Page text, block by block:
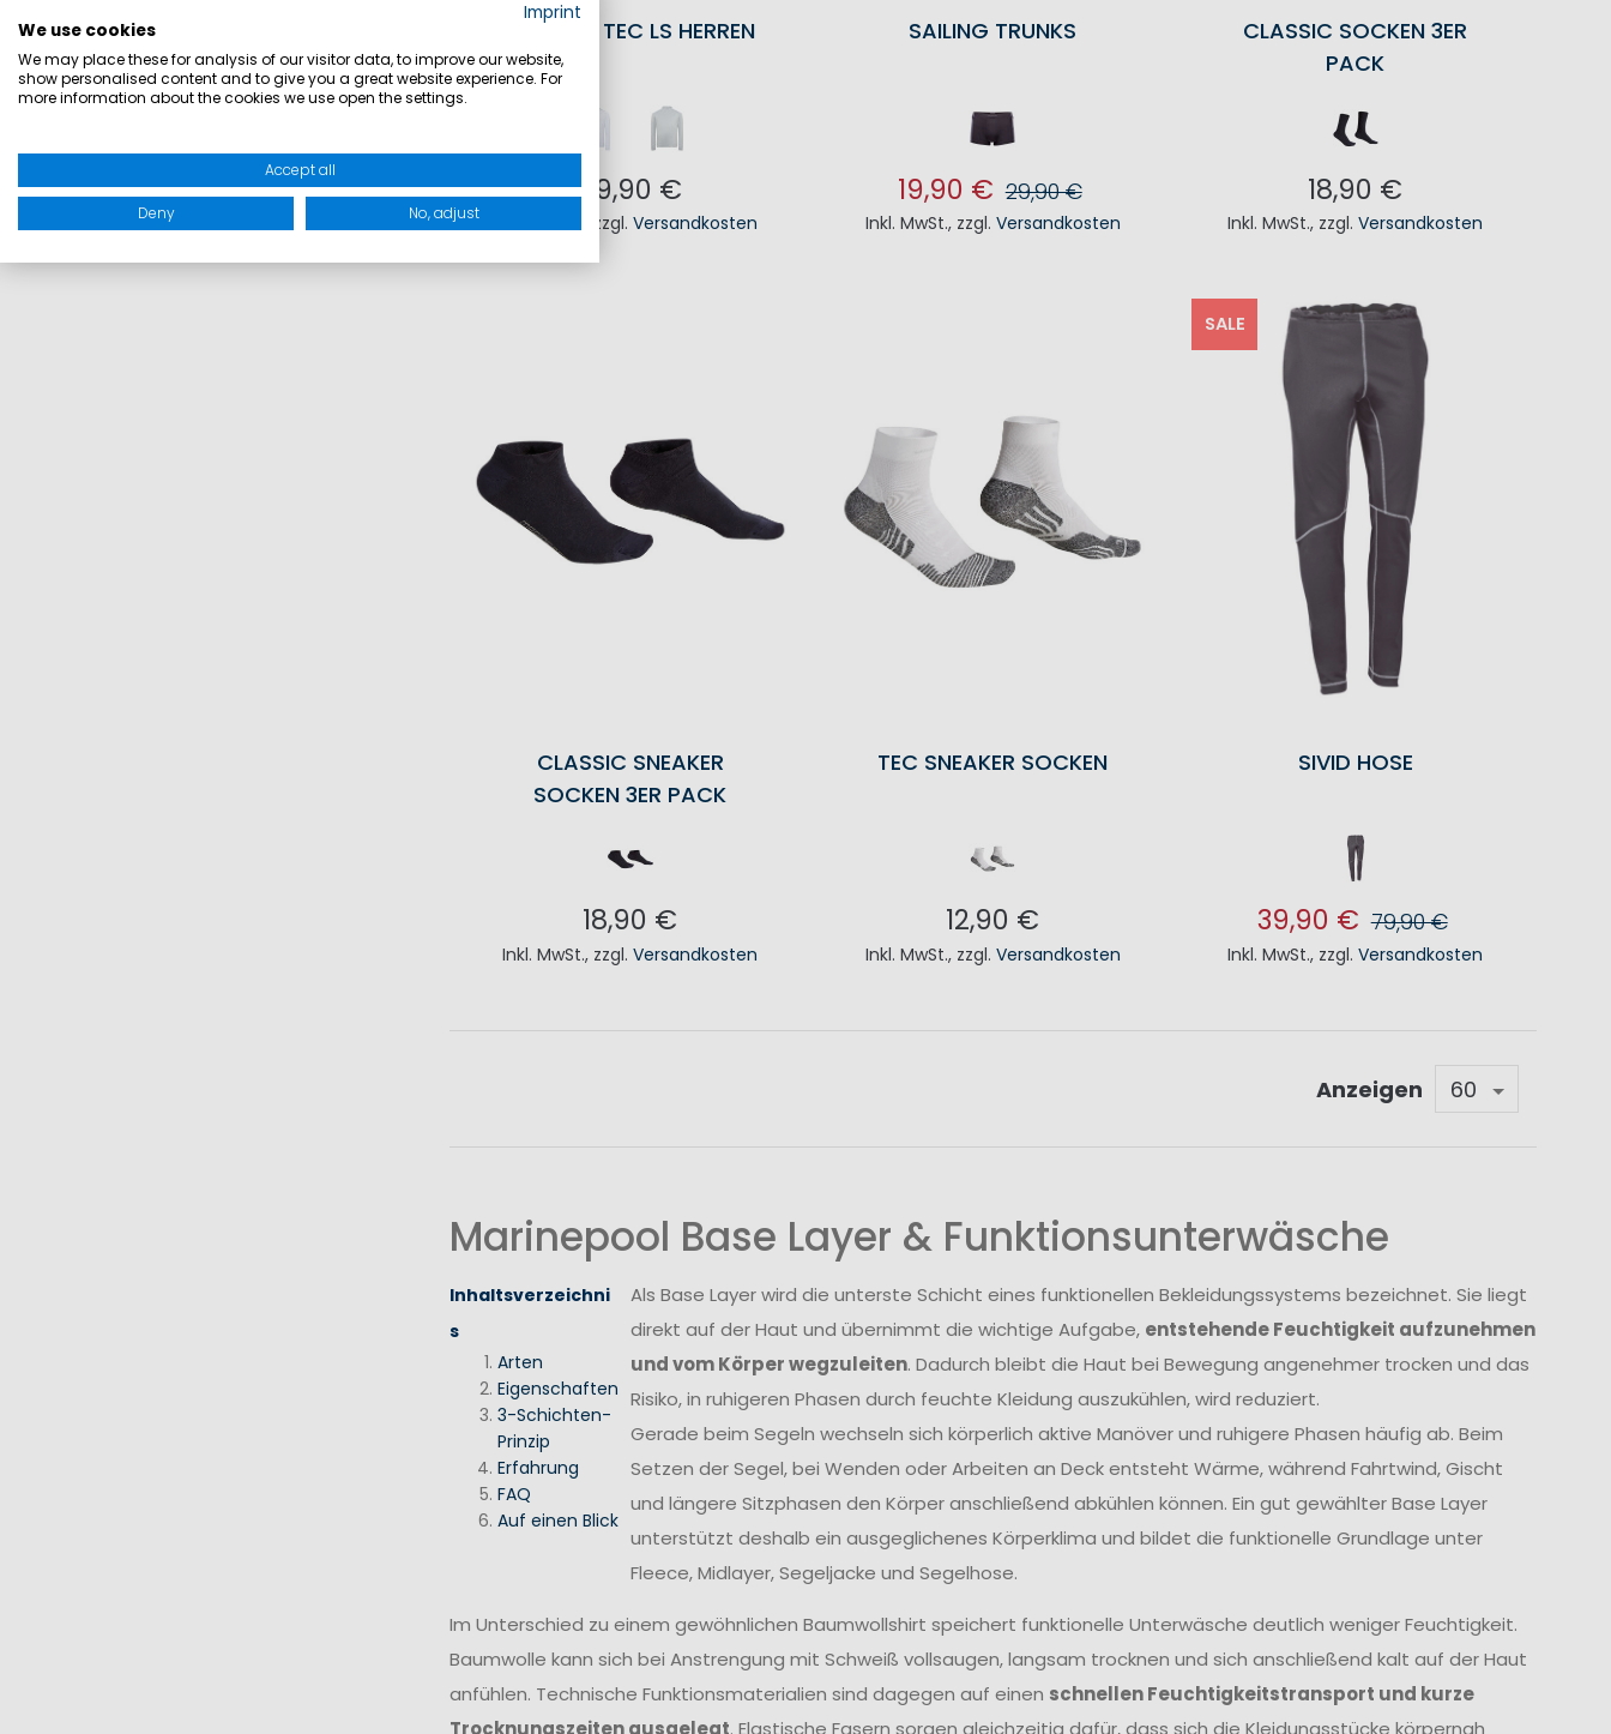
PREMIUM TEC LS HERREN
79,90 €
zzgl.Versandkosten
IN DEN WARENKORB
SAILING TRUNKS
19,90 € 29,90 €
Inkl. MwSt., zzgl. Versandkosten
CLASSIC SOCKEN 3ER
PACK
18,90 €
Inkl. MwSt., zzgl.Versandkosten
CLASSIC SNEAKER
SOCKEN 3ER PACK
18,90 €
Inkl. MwSt., zzgl.Versandkosten
TEC SNEAKER SOCKEN
12,90 €
Inkl. MwSt., zzgl. Versandkosten
SALE
SIVID HOSE
39,90 € 79,90 €
Inkl. MwSt., zzgl.Versandkosten
Anzeigen
Marinepool Base Layer & Funktionsunterwäsche
Inhaltsverzeichni
s
Arten
Eigenschaften
3-Schichten-
Prinzip
Erfahrung
FAQ
Auf einen Blick
Als Base Layer wird die unterste Schicht eines funktionellen Bekleidungssystems bezeichnet. Sie liegt
direkt auf der Haut und übernimmt die wichtige Aufgabe, entstehende Feuchtigkeit aufzunehmen
und vom Körper wegzuleiten. Dadurch bleibt die Haut bei Bewegung angenehmer trocken und das
Risiko, in ruhigeren Phasen durch feuchte Kleidung auszukühlen, wird reduziert.
Gerade beim Segeln wechseln sich körperlich aktive Manöver und ruhigere Phasen häufig ab. Beim
Setzen der Segel, bei Wenden oder Arbeiten an Deck entsteht Wärme, während Fahrtwind, Gischt
und längere Sitzphasen den Körper anschließend abkühlen können. Ein gut gewählter Base Layer
unterstützt deshalb ein ausgeglichenes Körperklima und bildet die funktionelle Grundlage unter
Fleece, Midlayer, Segeljacke und Segelhose.
Im Unterschied zu einem gewöhnlichen Baumwollshirt speichert funktionelle Unterwäsche deutlich weniger Feuchtigkeit.
Baumwolle kann sich bei Anstrengung mit Schweiß vollsaugen, langsam trocknen und sich anschließend kalt auf der Haut
anfühlen. Technische Funktionsmaterialien sind dagegen auf einen schnellen Feuchtigkeitstransport und kurze
Trocknungszeiten ausgelegt. Elastische Fasern sorgen gleichzeitig dafür, dass sich die Kleidungsstücke körpernah
Imprint
We use cookies
We may place these for analysis of our visitor data, to improve our website,
show personalised content and to give you a great website experience. For
more information about the cookies we use open the settings.
Accept all
Deny No, adjust